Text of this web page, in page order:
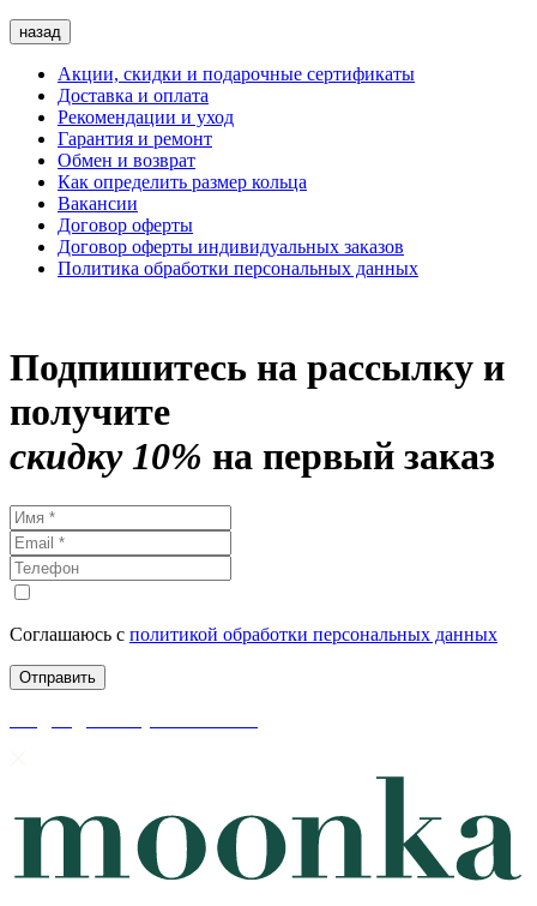
назад
Акции, скидки и подарочные сертификаты
Доставка и оплата
Рекомендации и уход
Гарантия и ремонт
Обмен и возврат
Как определить размер кольца
Вакансии
Договор оферты
Договор оферты индивидуальных заказов
Политика обработки персональных данных
Подпишитесь на рассылку и
получите
скидку 10% на первый заказ
Соглашаюсь с политикой обработки персональных данных